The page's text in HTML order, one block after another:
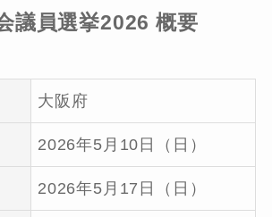
議員選挙2026 概要
大阪府
2026年5月10日（日）
2026年5月17日（日）